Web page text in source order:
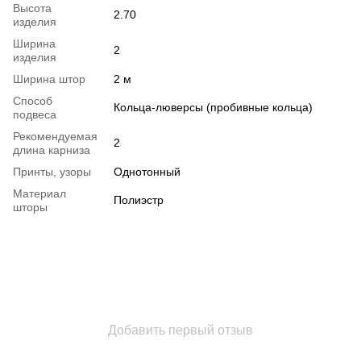
Высота
изделия
2.70
Ширина
изделия
2
Ширина штор
2 м
Способ
подвеса
Кольца-люверсы (пробивные кольца)
Рекомендуемая
длина карниза
2
Принты, узоры
Однотонный
Материал
шторы
Полиэстр
Добавить первый отзыв